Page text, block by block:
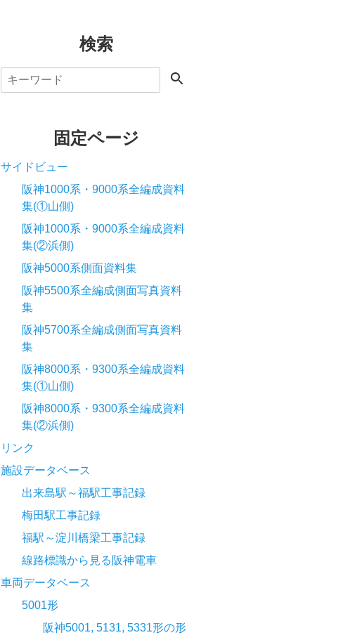
検索
固定ページ
サイドビュー
阪神1000系・9000系全編成資料
集(①山側)
阪神1000系・9000系全編成資料
集(②浜側)
阪神5000系側面資料集
阪神5500系全編成側面写真資料
集
阪神5700系全編成側面写真資料
集
阪神8000系・9300系全編成資料
集(①山側)
阪神8000系・9300系全編成資料
集(②浜側)
リンク
施設データベース
出来島駅～福駅工事記録
梅田駅工事記録
福駅～淀川橋梁工事記録
線路標識から見る阪神電車
車両データベース
5001形
阪神5001, 5131, 5331形の形